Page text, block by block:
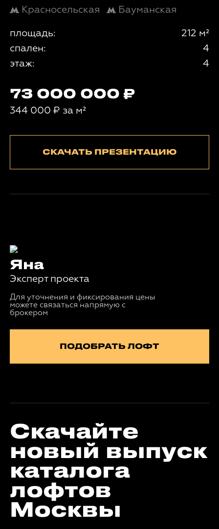
Красносельская Бауманская
площадь:
212 м²
спален:
4
этаж:
4
73 000 000
344 000 ₽ за м²
СКАЧАТЬ ПРЕЗЕНТАЦИЮ
Яна
Эксперт проекта
Для уточнения и фиксирования цены
можете связаться напрямую с
брокером
ПОДОБРАТЬ ЛОФТ
Скачайте
новый выпуск
каталога
лофтов
Москвы